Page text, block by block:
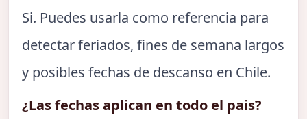
Si. Puedes usarla como referencia para
detectar feriados, fines de semana largos
y posibles fechas de descanso en Chile.
¿Las fechas aplican en todo el pais?